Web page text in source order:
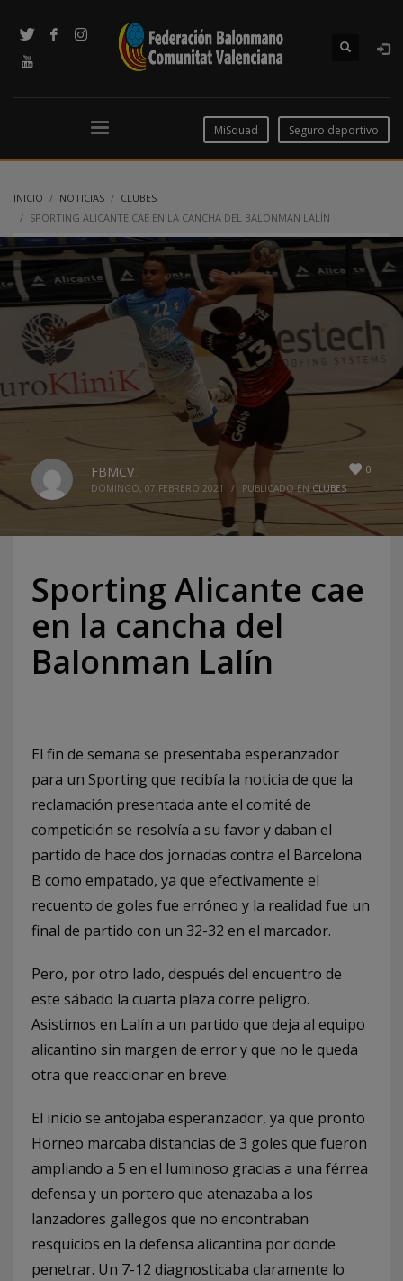
MiSquad Seguro deportivo
INICIO NOTICIAS
CLUBES
SPORTING ALICANTE CAE EN LA CANCHA DEL BALONMAN LALÍN
0
FBMCV
DOMINGO, 07 FEBRERO 2021 / PUBLICADO ENCLUBES
Sporting Alicante cae
en la cancha del
Balonman Lalín
El fin de semana se presentaba esperanzador
para un Sporting que recibía la noticia de que la
reclamación presentada ante el comité de
competición se resolvía a su favor y daban el
partido de hace dos jornadas contra el Barcelona
B como empatado, ya que efectivamente el
recuento de goles fue erróneo y la realidad fue un
final de partido con un 32-32 en el marcador.
Pero, por otro lado, después del encuentro de
este sábado la cuarta plaza corre peligro.
Asistimos en Lalín a un partido que deja al equipo
alicantino sin margen de error y que no le queda
otra que reaccionar en breve.
El inicio se antojaba esperanzador, ya que pronto
Horneo marcaba distancias de 3 goles que fueron
ampliando a 5 en el luminoso gracias a una férrea
defensa y un portero que atenazaba a los
lanzadores gallegos que no encontraban
resquicios en la defensa alicantina por donde
penetrar. Un 7-12 diagnosticaba claramente lo